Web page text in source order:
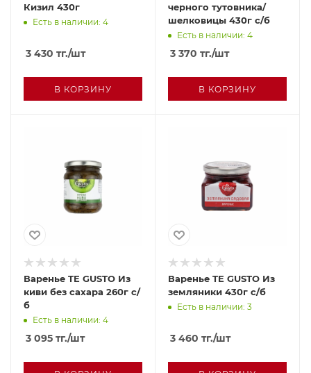
Кизил 430г
Есть в наличии: 4
3 430 тг./шт
В КОРЗИНУ
черного тутовника/
шелковицы 430г с/б
Есть в наличии: 4
3 370 тг./шт
В КОРЗИНУ
Варенье TE GUSTO Из
киви без сахара 260г с/
б
Есть в наличии: 4
3 095 тг./шт
Варенье TE GUSTO Из
земляники 430г с/б
Есть в наличии: 3
3 460 тг./шт